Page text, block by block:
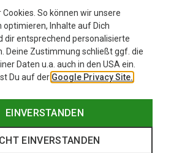
Cookies. So können wir unsere
optimieren, Inhalte auf Dich
dir entsprechend personalisierte
Deine Zustimmung schließt ggf. die
Daten u.a. auch in den USA ein.
Du auf der Google Privacy Site.
EINVERSTANDEN
EINVERSTANDEN